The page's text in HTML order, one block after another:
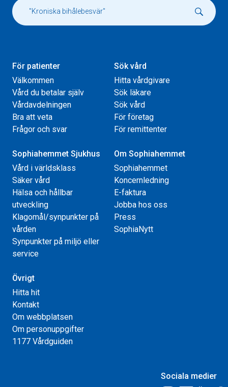
För patienter
Välkommen
Vård du betalar själv
Vårdavdelningen
Bra att veta
Frågor och svar
Sök vård
Hitta vårdgivare
Sök läkare
Sök vård
För företag
För remittenter
Sophiahemmet Sjukhus
Vård i världsklass
Säker vård
Hälsa och hållbar
utveckling
Klagomål/synpunkter på
vården
Synpunkter på miljö eller
service
Om Sophiahemmet
Sophiahemmet
Koncernledning
E-faktura
Jobba hos oss
Press
SophiaNytt
Övrigt
Hitta hit
Kontakt
Om webbplatsen
Om personuppgifter
1177 Vårdguiden
Sociala medier